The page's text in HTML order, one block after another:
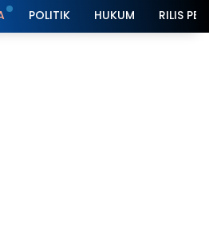
POLITIK HUKUM RILIS